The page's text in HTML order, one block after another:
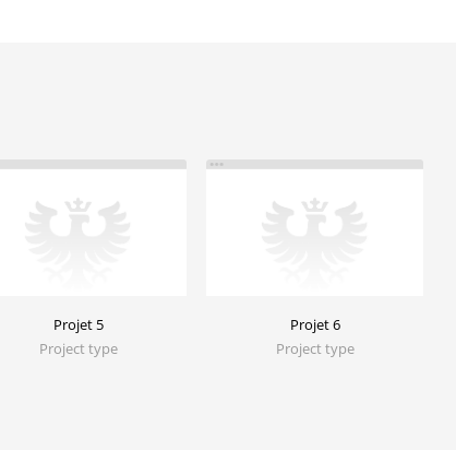
Projet 5
Project type
Projet 6
Project type